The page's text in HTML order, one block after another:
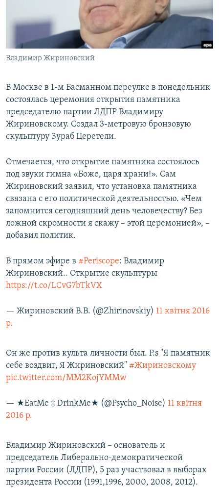
ПОБЕДИТЕЛЕЙ НЕ СУДЯТ?
КРЫМ.НЕПОКОРЕННЫЙ
ELIFBE
УКРАИНСКАЯ ПРОБЛЕМА КРЫМА
Владимир Жириновский
В Москве в 1-м Басманном переулке в понедельник
состоялась церемония открытия памятника
председателю партии ЛДПР Владимиру
Жириновскому. Создал 3-метровую бронзовую
скульптуру Зураб Церетели.
Отмечается, что открытие памятника состоялось
под звуки гимна «Боже, царя храни!». Сам
Жириновский заявил, что установка памятника
связана с его политической деятельностью. «Чем
запомнится сегодняшний день человечеству? Без
ложной скромности я скажу – этой церемонией», –
добавил политик.
В прямом эфире в #Periscope: Владимир
Жириновский.. Открытие скульптуры
https://t.co/LCvG7bTkVX
— Жириновский В.В. (@Zhirinovskiy) 11 квітня 2016
р.
Он же против культа личности был. P.s "Я памятник
себе воздвиг, Я Жириновский" #Жириновскому
pic.twitter.com/MM2KojYMMw
— ★EatMe ‡ DrinkMe★ (@Psycho_Noise) 11 квітня
2016 р.
Владимир Жириновский – основатель и
председатель Либерально-демократической
партии России (ЛДПР), 5 раз участвовал в выборах
президента России (1991,1996, 2000, 2008, 2012).